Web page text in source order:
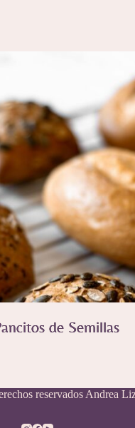
de Semillas
reservados Andrea